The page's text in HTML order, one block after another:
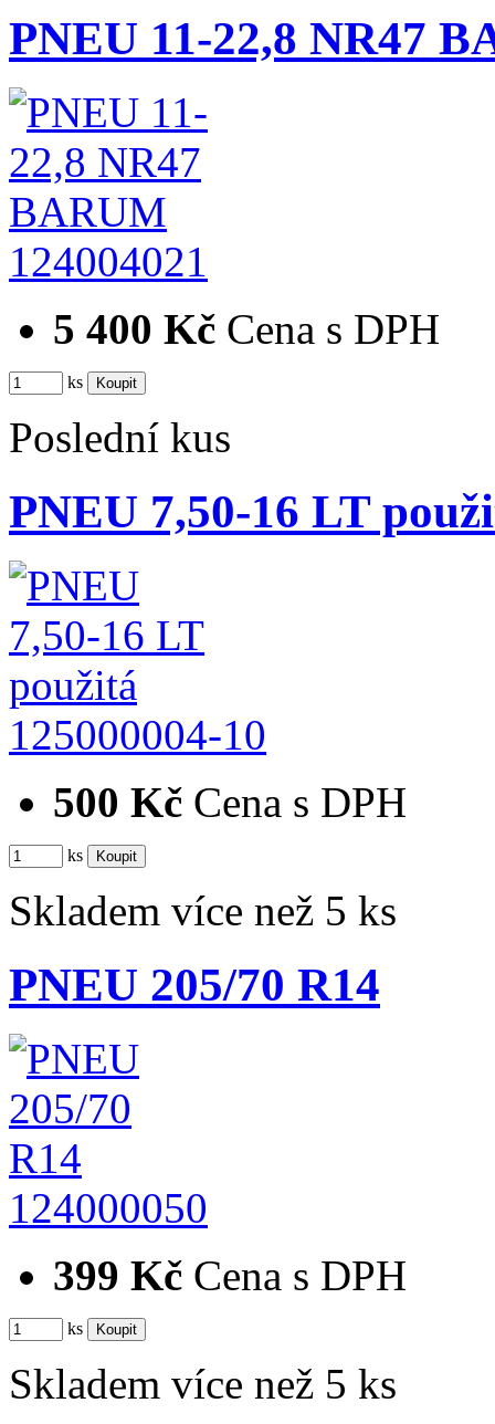
PNEU 11-22,8 NR47
124004021
5 400 Kč Cena s DPH
ks
Poslední kus
PNEU 7,50-16 LT
125000004-10
500 Kč Cena s DPH
ks
Skladem více než 5 ks
PNEU 205/70 R14
124000050
399 Kč Cena s DPH
ks
Skladem více než 5 ks